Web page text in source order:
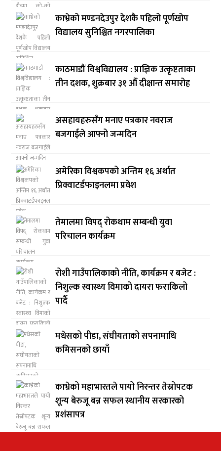
काभ्रेको मण्डनदेउपुर देशकै पहिलो पूर्णखोप
विद्यालय सुनिश्चित नगरपालिका
काठमाडौं विश्वविद्यालय : प्राज्ञिक उत्कृष्टताका
तीन दशक, शुक्रबार ३१ औँ दीक्षान्त समारोह
असहायहरुसँग मनाए पत्रकार नवराज
बजगाईले आफ्नो जन्मदिन
अमेरिका विश्वकपको अन्तिम १६ अर्थात
प्रिक्वाटर्डफाइनलमा प्रवेश
तेमालमा विपद् रोकथाम सम्बन्धी युवा
परिचालन कार्यक्रम
रोशी गाउँपालिकाको नीति, कार्यक्रम र बजेट :
निशुल्क स्वास्थ्य विमाको दायरा फराकिलो
पार्दै
मधेसको पीडा, संघीयताको सपनामाथि
कमिसनको छायाँ
काभ्रेको महाभारतले पायो निरन्तर तेस्रोपटक
शून्य बेरुजू बन्न सफल स्थानीय सरकारको
प्रशंसापत्र